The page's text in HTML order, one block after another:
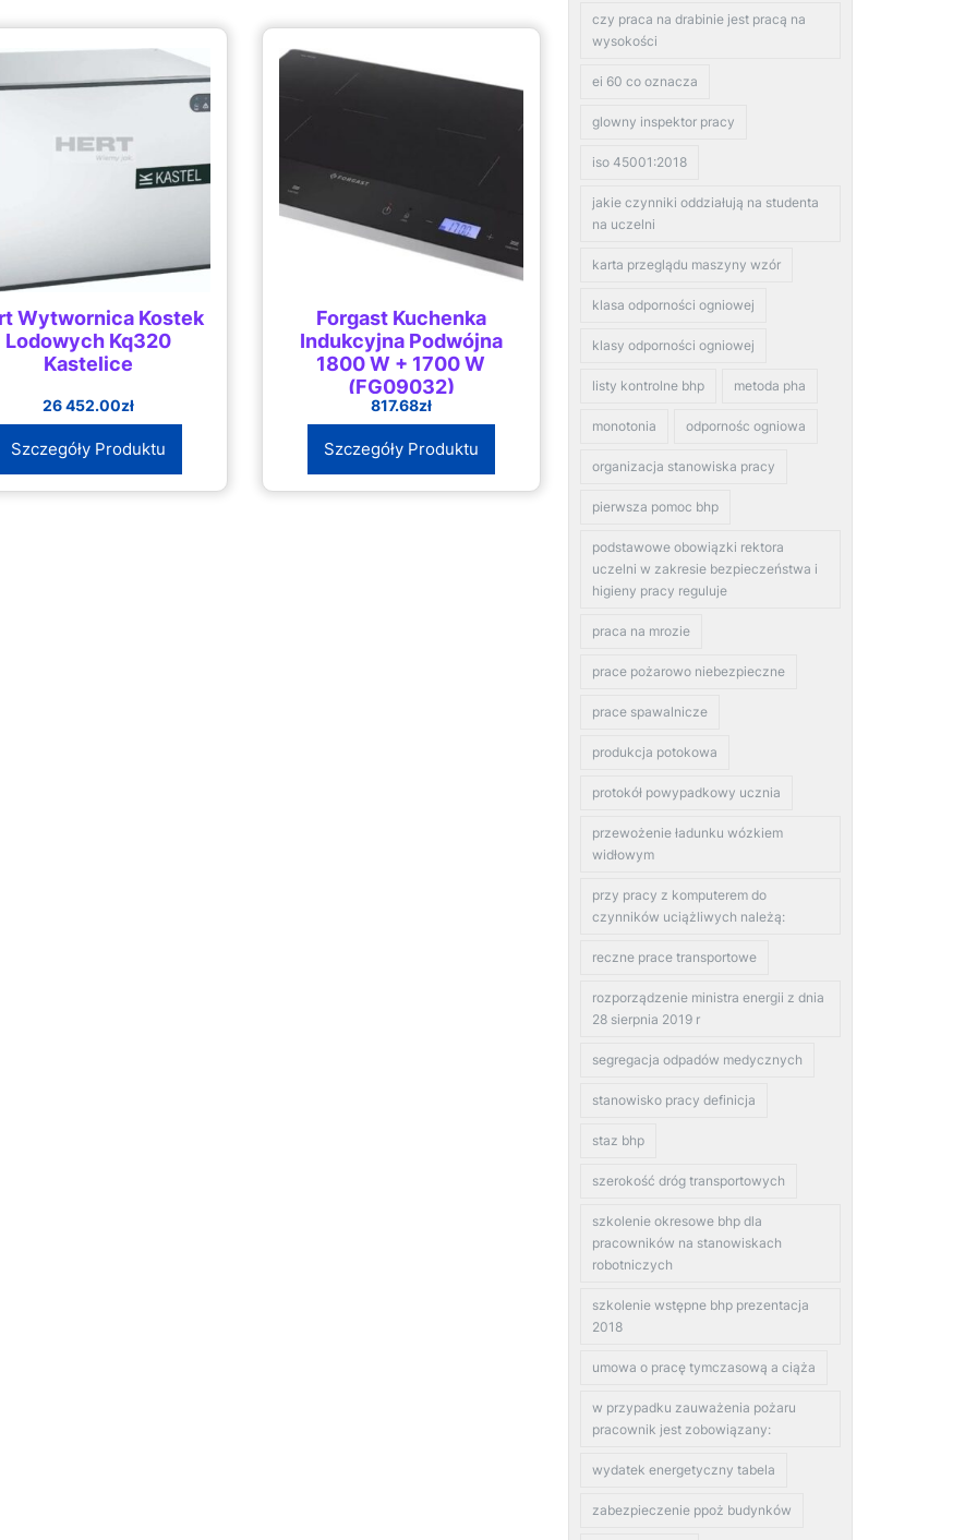
Wytwornica Kostek
Lodowych Kq320
Kastelice
26 452.00zł
Szczegóły Produktu
Forgast Kuchenka
Indukcyjna Podwójna
1800 W + 1700 W
(FG09032)
817.68zł
Szczegóły Produktu
czy praca na drabinie jest pracą na
wysokości
ei 60 co oznacza
glowny inspektor pracy
iso 45001:2018
jakie czynniki oddziałują na studenta
na uczelni
karta przeglądu maszyny wzór
klasa odporności ogniowej
klasy odporności ogniowej
listy kontrolne bhp metoda pha
monotonia odpornośc ogniowa
organizacja stanowiska pracy
pierwsza pomoc bhp
podstawowe obowiązki rektora
uczelni w zakresie bezpieczeństwa i
higieny pracy reguluje
praca na mrozie
prace pożarowo niebezpieczne
prace spawalnicze
produkcja potokowa
protokół powypadkowy ucznia
przewożenie ładunku wózkiem
widłowym
przy pracy z komputerem do
czynników uciążliwych należą:
reczne prace transportowe
rozporządzenie ministra energii z dnia
28 sierpnia 2019 r
segregacja odpadów medycznych
stanowisko pracy definicja
staz bhp
szerokość dróg transportowych
szkolenie okresowe bhp dla
pracowników na stanowiskach
robotniczych
szkolenie wstępne bhp prezentacja
2018
umowa o pracę tymczasową a ciąża
w przypadku zauważenia pożaru
pracownik jest zobowiązany:
wydatek energetyczny tabela
zabezpieczenie ppoż budynków